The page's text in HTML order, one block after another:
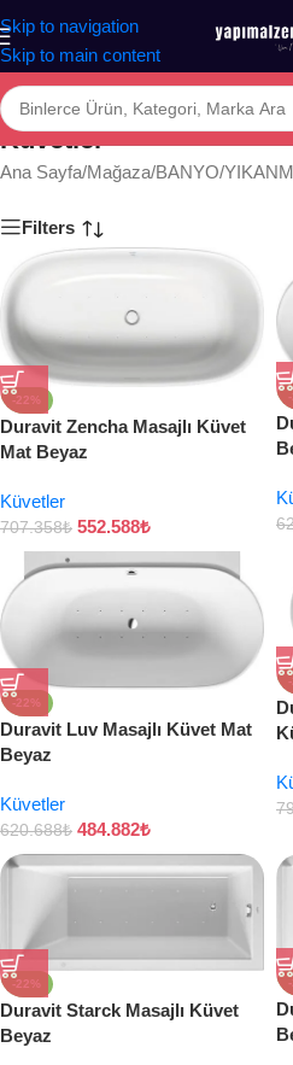
Skip to navigation
Skip to main content
Küvetler
Ana Sayfa/Mağaza/BANYO/
Filters
-22%
Duravit Zencha Masajlı Küvet
Mat Beyaz
Küvetler
707.358₺ 552.588₺
-22%
Duravit Luv Masajlı Küvet Mat
Beyaz
Küvetler
620.688₺ 484.882₺
-22%
Duravit Starck Masajlı Küvet
Beyaz